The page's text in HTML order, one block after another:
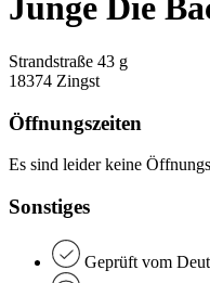
Junge Die
Strandstraße 43 g
18374 Zingst
Öffnungszeiten
Es sind leider keine
Sonstiges
Geprüft vom